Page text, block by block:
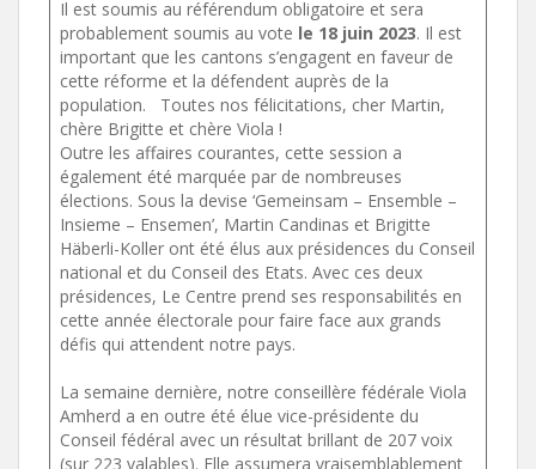
Il est soumis au référendum obligatoire et sera
probablement soumis au vote le 18 juin 2023. Il est
important que les cantons s’engagent en faveur de
cette réforme et la défendent auprès de la
population. Toutes nos félicitations, cher Martin,
chère Brigitte et chère Viola !
Outre les affaires courantes, cette session a
également été marquée par de nombreuses
élections. Sous la devise ‘Gemeinsam – Ensemble –
Insieme – Ensemen’, Martin Candinas et Brigitte
Häberli-Koller ont été élus aux présidences du Conseil
national et du Conseil des Etats. Avec ces deux
présidences, Le Centre prend ses responsabilités en
cette année électorale pour faire face aux grands
défis qui attendent notre pays.
La semaine dernière, notre conseillère fédérale Viola
Amherd a en outre été élue vice-présidente du
Conseil fédéral avec un résultat brillant de 207 voix
(sur 223 valables). Elle assumera vraisemblablement